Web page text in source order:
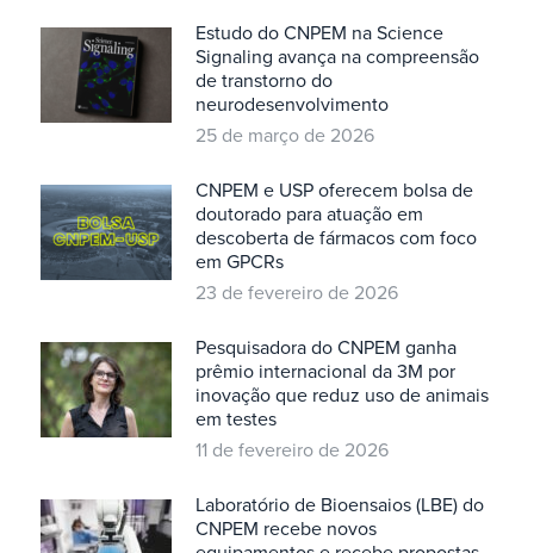
Estudo do CNPEM na Science
Signaling avança na compreensão
de transtorno do
neurodesenvolvimento
25 de março de 2026
CNPEM e USP oferecem bolsa de
doutorado para atuação em
descoberta de fármacos com foco
em GPCRs
23 de fevereiro de 2026
Pesquisadora do CNPEM ganha
prêmio internacional da 3M por
inovação que reduz uso de animais
em testes
11 de fevereiro de 2026
Laboratório de Bioensaios (LBE) do
CNPEM recebe novos